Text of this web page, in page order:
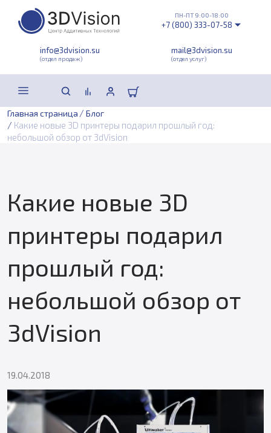
info@3dvision.su
(отдел продаж)
mail@3dvision.su
(отдел услуг)
ПН-ПТ 9:00-18:00
+7 (800) 333-07-58
Главная страница / Блог
/ Какие новые 3D принтеры подарил прошлый год:
небольшой обзор от 3dVision
Какие новые 3D
принтеры подарил
прошлый год:
небольшой обзор от
3dVision
19.04.2018